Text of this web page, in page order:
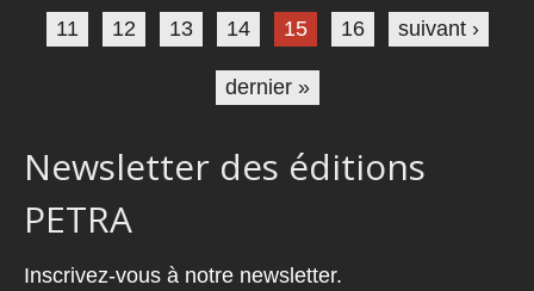
11 12 13 14 15 16 suivant ›
dernier »
Newsletter des éditions
PETRA
Inscrivez-vous à notre newsletter.